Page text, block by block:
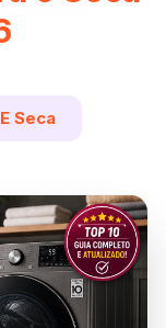
Seca